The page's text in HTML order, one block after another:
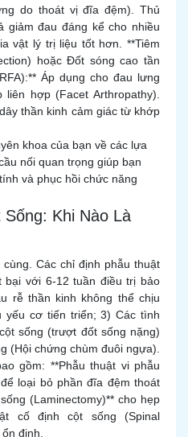
do thoát vị đĩa đệm). Thủ
giảm đau đáng kể cho nhiều
vật lý trị liệu tốt hơn. **Tiêm
hoặc Đốt sóng cao tần
Áp dụng cho đau lưng
hợp (Facet Arthropathy).
thần kinh cảm giác từ khớp
khoa của bạn về các lựa
nối quan trọng giúp bạn
và phục hồi chức năng
Khi Nào Là
Các chỉ định phẫu thuật
bại với 6-12 tuần điều trị bảo
rễ thần kinh không thể chịu
cơ tiến triển; 3) Các tình
sống (trượt đốt sống nặng)
(Hội chứng chùm đuôi ngựa).
gồm: **Phẫu thuật vi phẫu
loại bỏ phần đĩa đệm thoát
(Laminectomy)** cho hẹp
cố định cột sống (Spinal
định.